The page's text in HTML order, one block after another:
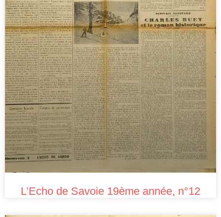
L’Echo de Savoie 19ème année, n°12